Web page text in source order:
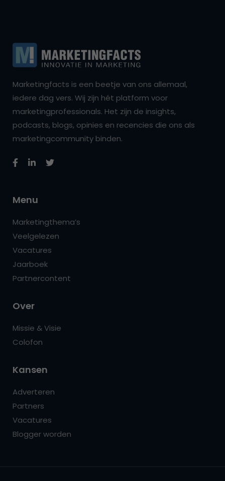
Marketingfacts is een beetje van ons allemaal,
iedere dag vers. Wij zijn hét platform voor
marketingprofessionals. Het zijn de insights,
podcasts, blogs, opinies en recencies die ons als
marketingcommunity binden.
Menu
Marketingthema’s
Veelgelezen
Vacatures
Jaarboek
Partnercontent
Over
Missie & Visie
Colofon
Kansen
Adverteren
Partners
Vacatures
Blogger worden